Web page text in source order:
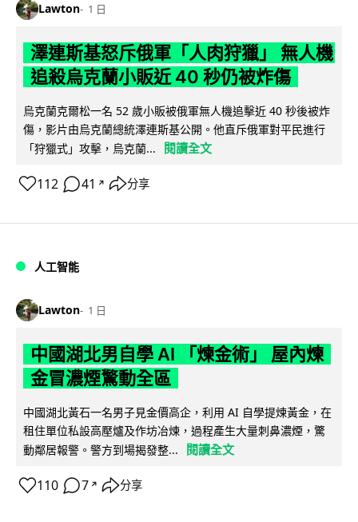
Lawton 1 日
澤連斯基怒斥俄軍「人肉狩獵」 無人機
追殺烏克蘭小販近 40 秒仍被炸傷
烏克蘭克爾松一名 52 歲小販被俄軍無人機追擊近 40 秒後被炸
傷，影片由烏克蘭總統澤連斯基公開。他直斥俄軍對平民進行
「狩獵式」攻擊，烏克蘭...
閱讀全文
112 41 ↗ 分享
人工智能
Lawton 1 日
中國湖北男自學 AI 「煉金術」 屋內煉
金冒濃煙驚動全區
中國湖北黃石一名男子見金價高企，利用 AI 自學提煉黃金，在
租住單位私設高壓爐及作坊冶煉，過程產生大量刺鼻濃煙，驚
動鄰居報警。警方到場揭發整...
閱讀全文
110 7 ↗ 分享